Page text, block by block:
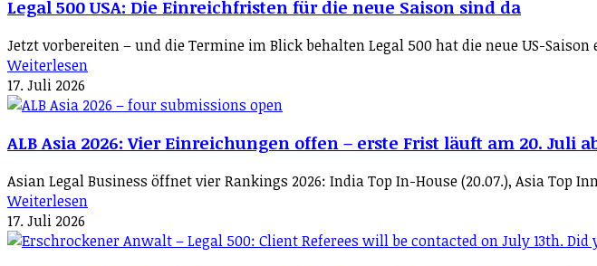
Legal 500 USA: Die Einreichfristen für die neue Saison sind da
Jetzt vorbereiten – und die Termine im Blick behalten Legal 500 hat die neue US-
Weiterlesen
17. Juli 2026
ALB Asia 2026: Vier Einreichungen offen – erste Frist läuft am 20. Juli
Asian Legal Business öffnet vier Rankings 2026: India Top In-House (20.07.), Asia Top
Weiterlesen
17. Juli 2026